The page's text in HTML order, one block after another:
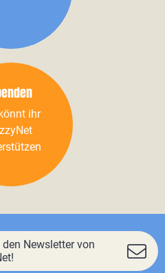
ihr
Newsletter von